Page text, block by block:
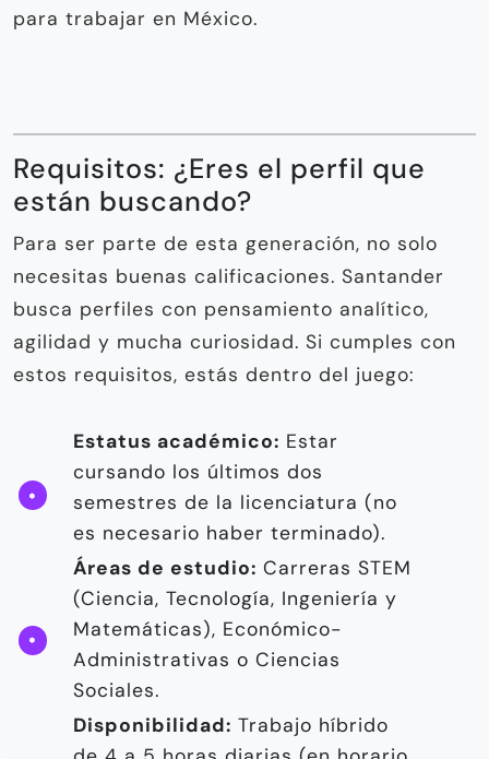
para trabajar en México.
Requisitos: ¿Eres el perfil que
están buscando?
Para ser parte de esta generación, no solo
necesitas buenas calificaciones. Santander
busca perfiles con pensamiento analítico,
agilidad y mucha curiosidad. Si cumples con
estos requisitos, estás dentro del juego:
Estatus académico: Estar
cursando los últimos dos
semestres de la licenciatura (no
es necesario haber terminado).
Áreas de estudio: Carreras STEM
(Ciencia, Tecnología, Ingeniería y
Matemáticas), Económico-
Administrativas o Ciencias
Sociales.
Disponibilidad: Trabajo híbrido